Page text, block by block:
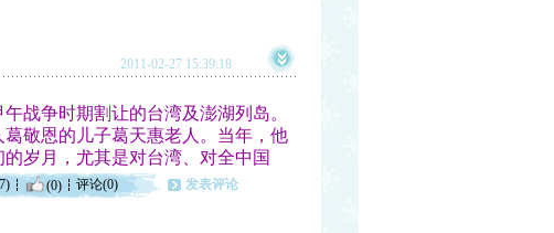
2011-02-27 15:39:18
战争时期割让的台湾及澎湖列岛。
敬恩的儿子葛天惠老人。当年，他
岁月，尤其是对台湾、对全中国
(0) 评论(0) 发表评论